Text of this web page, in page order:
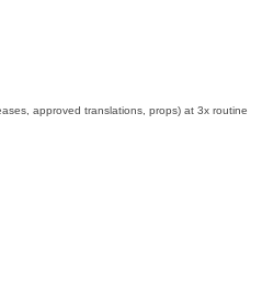
approved translations, props) at 3x routine